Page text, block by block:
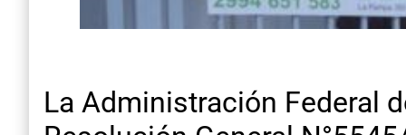
La Administración Federal